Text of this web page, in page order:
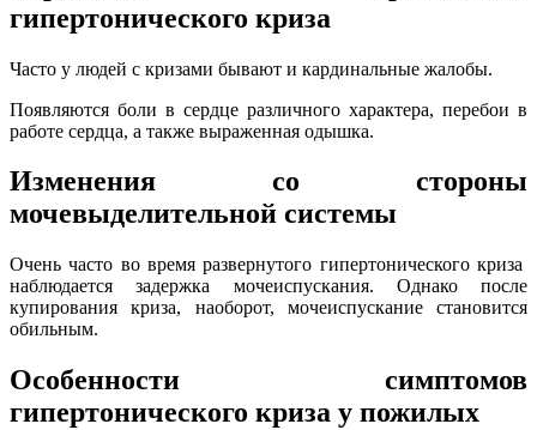
гипертонического криза
Часто у людей с кризами бывают и кардинальные жалобы.
Появляются боли в сердце различного характера, перебои в
работе сердца, а также выраженная одышка.
Изменения со стороны
мочевыделительной системы
Очень часто во время развернутого гипертонического криза
наблюдается задержка мочеиспускания. Однако после
купирования криза, наоборот, мочеиспускание становится
обильным.
Особенности симптомов
гипертонического криза у пожилых